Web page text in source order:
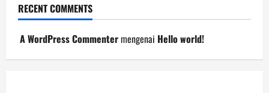
RECENT COMMENTS
A WordPress Commentermengenai Hello world!